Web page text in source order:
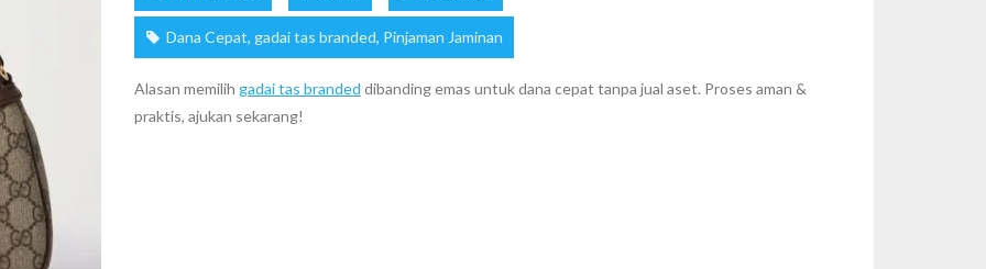
Dana Cepat, gadai tas branded, Pinjaman Jaminan
Alasan memilih gadai tas branded dibanding emas untuk dana cepat tanpa jual aset. Proses aman &
praktis, ajukan sekarang!